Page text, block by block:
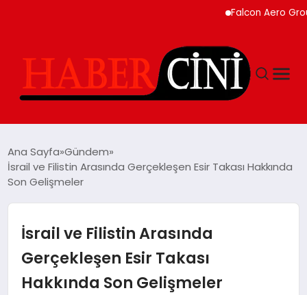
Falcon Aero Group,
YAŞAM
GÜNCEL
TEKNOLOJI
Ana Sayfa Gündem
İsrail ve Filistin Arasında Gerçekleşen Esir Takası Hakkında
Son Gelişmeler
İsrail ve Filistin Arasında
Gerçekleşen Esir Takası
Hakkında Son Gelişmeler